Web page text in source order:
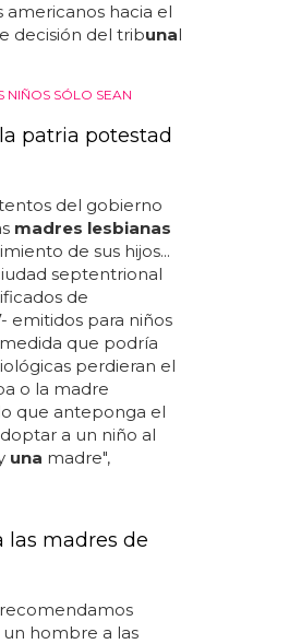
hacia el
decisión del tribunal
NIÑOS SÓLO SEAN
patria potestad
del gobierno
madres lesbianas
de sus hijos...
septentrional
de
emitidos para niños
medida que podría
perdieran el
o la madre
que anteponga el
a un niño al
una madre",
las madres de
hombre a las